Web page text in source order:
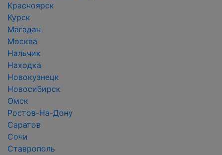
Красноярск
Курск
Магадан
Москва
Нальчик
Находка
Новокузнецк
Новосибирск
Омск
Ростов-На-Дону
Саратов
Сочи
Ставрополь